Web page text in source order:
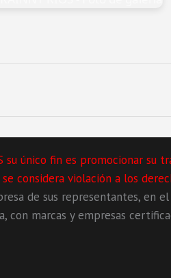
único fin es promocionar su
considera violación a los
de sus representantes,
con marcas y empresas